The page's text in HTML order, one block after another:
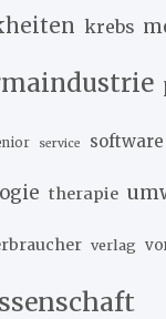
krebs
service software
therapie
verlag